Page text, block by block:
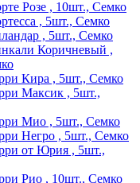
Розе , 10шт., Семко
, 5шт., Семко
, 5шт., Семко
Коричневый ,
Кира , 5шт., Семко
Максик , 5шт.,
Мио , 5шт., Семко
Негро , 5шт., Семко
от Юрия , 5шт.,
Рио , 10шт., Семко